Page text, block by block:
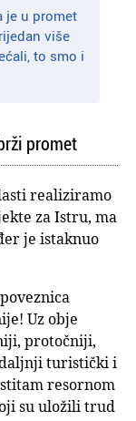
je u promet
više
to smo i
promet
realiziramo
za Istru, ma
je istaknuo
Uz obje
protočniji,
turistički i
resornom
su uložili trud